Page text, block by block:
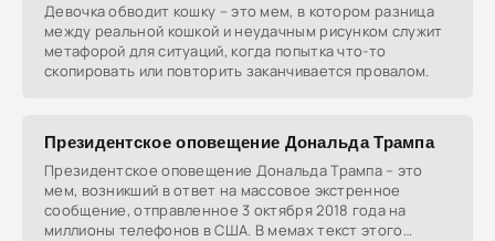
Девочка обводит кошку – это мем, в котором разница
между реальной кошкой и неудачным рисунком служит
метафорой для ситуаций, когда попытка что-то
скопировать или повторить заканчивается провалом.
Президентское оповещение Дональда Трампа
Президентское оповещение Дональда Трампа – это
мем, возникший в ответ на массовое экстренное
сообщение, отправленное 3 октября 2018 года на
миллионы телефонов в США. В мемах текст этого